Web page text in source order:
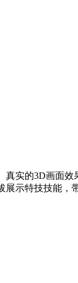
实的3D画面
示特技技能，